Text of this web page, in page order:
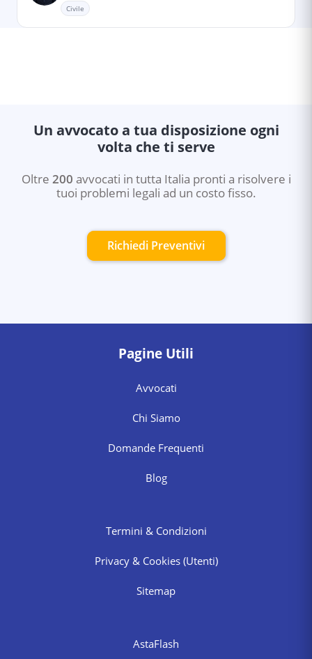
Civile
Un avvocato a tua disposizione ogni
volta che ti serve
Oltre 200 avvocati in tutta Italia pronti a risolvere i
tuoi problemi legali ad un costo fisso.
Richiedi Preventivi
Pagine Utili
Avvocati
Chi Siamo
Domande Frequenti
Blog
Termini & Condizioni
Privacy & Cookies (Utenti)
Sitemap
AstaFlash